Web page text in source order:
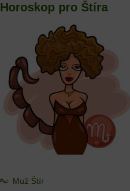
Horoskop pro Štíra
Muž Štír